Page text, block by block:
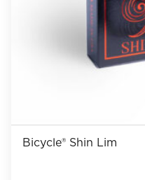
Bicycle® Shin Lim